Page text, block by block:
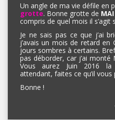
Un angle de ma vie défile en
grotte. Bonne grotte de
compris de quel mois il s’agit
Je ne sais pas ce que j’ai
j’avais un mois de retard en
jours sombres à certains.
pas déborder, car j’ai monté
Vous aurez Juin 2016 la
attendant, faites ce qu’il vous
Bonne !